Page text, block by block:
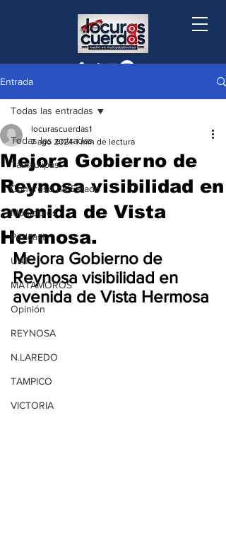
Entrada
Todas las entradas
Tamaulipas
Congreso de Estado
Municipios
Podcast
UAT
MATAMOROS
Opinión
REYNOSA
N.LAREDO
TAMPICO
VICTORIA
Todas las entradas
Mejora Gobierno de
Reynosa visibilidad en
avenida de Vista
Hermosa.
locurascuerdas1
7 ago 2024 1 min de lectura
Mejora Gobierno de
Reynosa visibilidad en
avenida de Vista Hermosa